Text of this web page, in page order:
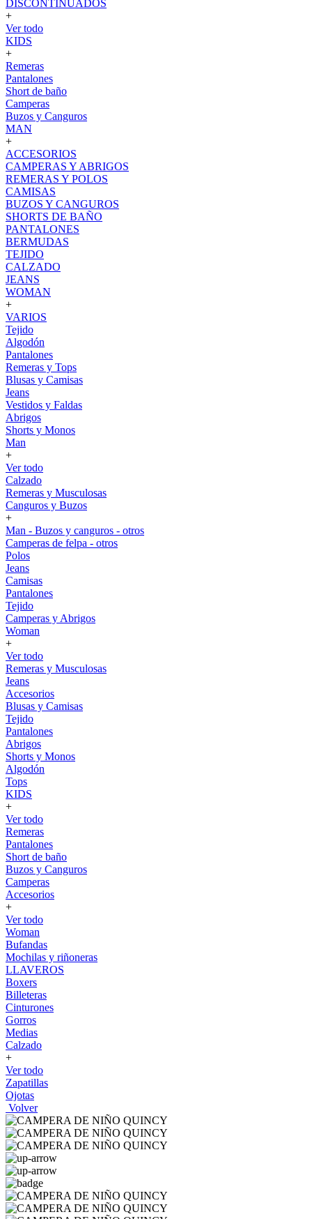
DISCONTINUADOS
+
Ver todo
KIDS
+
Remeras
Pantalones
Short de baño
Camperas
Buzos y Canguros
MAN
+
ACCESORIOS
CAMPERAS Y ABRIGOS
REMERAS Y POLOS
CAMISAS
BUZOS Y CANGUROS
SHORTS DE BAÑO
PANTALONES
BERMUDAS
TEJIDO
CALZADO
JEANS
WOMAN
+
VARIOS
Tejido
Algodón
Pantalones
Remeras y Tops
Blusas y Camisas
Jeans
Vestidos y Faldas
Abrigos
Shorts y Monos
Man
+
Ver todo
Calzado
Remeras y Musculosas
Canguros y Buzos
+
Man - Buzos y canguros - otros
Camperas de felpa - otros
Polos
Jeans
Camisas
Pantalones
Tejido
Camperas y Abrigos
Woman
+
Ver todo
Remeras y Musculosas
Jeans
Accesorios
Blusas y Camisas
Tejido
Pantalones
Abrigos
Shorts y Monos
Algodón
Tops
KIDS
+
Ver todo
Remeras
Pantalones
Short de baño
Buzos y Canguros
Camperas
Accesorios
+
Ver todo
Woman
Bufandas
Mochilas y riñoneras
LLAVEROS
Boxers
Billeteras
Cinturones
Gorros
Medias
Calzado
+
Ver todo
Zapatillas
Ojotas
Volver